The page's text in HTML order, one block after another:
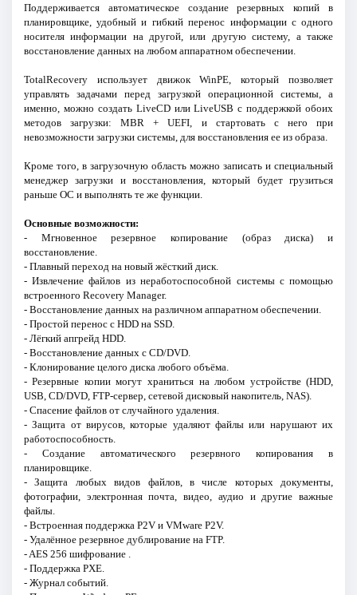
Поддерживается автоматическое создание резервных копий в
планировщике, удобный и гибкий перенос информации с одного
носителя информации на другой, или другую систему, а также
восстановление данных на любом аппаратном обеспечении.
TotalRecovery использует движок WinPE, который позволяет
управлять задачами перед загрузкой операционной системы, а
именно, можно создать LiveCD или LiveUSB с поддержкой обоих
методов загрузки: MBR + UEFI, и стартовать с него при
невозможности загрузки системы, для восстановления ее из образа.
Кроме того, в загрузочную область можно записать и специальный
менеджер загрузки и восстановления, который будет грузиться
раньше ОС и выполнять те же функции.
Основные возможности:
- Мгновенное резервное копирование (образ диска) и
восстановление.
- Плавный переход на новый жёсткий диск.
- Извлечение файлов из неработоспособной системы с помощью
встроенного Recovery Manager.
- Восстановление данных на различном аппаратном обеспечении.
- Простой перенос с HDD на SSD.
- Лёгкий апгрейд HDD.
- Восстановление данных с CD/DVD.
- Клонирование целого диска любого объёма.
- Резервные копии могут храниться на любом устройстве (HDD,
USB, CD/DVD, FTP-сервер, сетевой дисковый накопитель, NAS).
- Спасение файлов от случайного удаления.
- Защита от вирусов, которые удаляют файлы или нарушают их
работоспособность.
- Создание автоматического резервного копирования в
планировщике.
- Защита любых видов файлов, в числе которых документы,
фотографии, электронная почта, видео, аудио и другие важные
файлы.
- Встроенная поддержка P2V и VMware P2V.
- Удалённое резервное дублирование на FTP.
- AES 256 шифрование .
- Поддержка PXE.
- Журнал событий.